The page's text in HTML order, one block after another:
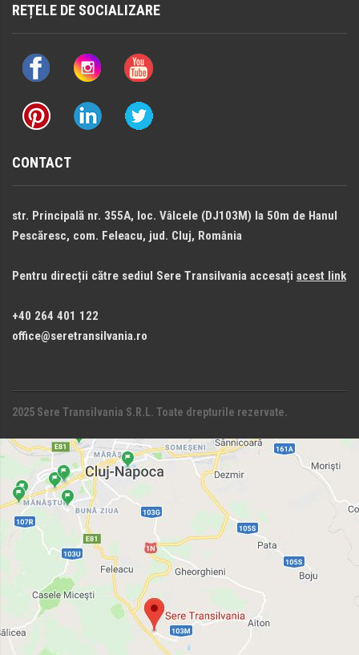
REȚELE DE SOCIALIZARE
CONTACT
str. Principală nr. 355A, loc. Vâlcele (DJ103M) la 50m de Hanul
Pescăresc, com. Feleacu, jud. Cluj, România
Pentru direcții către sediul Sere Transilvania accesați acest link
+40 264 401 122
office@seretransilvania.ro
2025 Sere Transilvania S.R.L. Toate drepturile rezervate.